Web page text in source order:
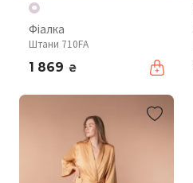
Фіалка
Штани 710FA
1 869 ₴